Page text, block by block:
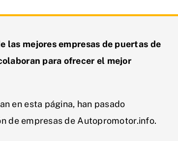
las mejores empresas de puertas de
para ofrecer el mejor
en esta página, han pasado
de empresas de Autopromotor.info.